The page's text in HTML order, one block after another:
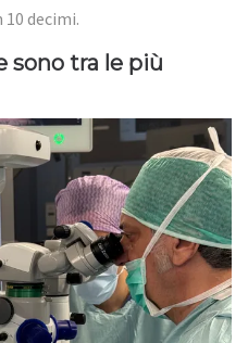
decimi.
sono tra le più